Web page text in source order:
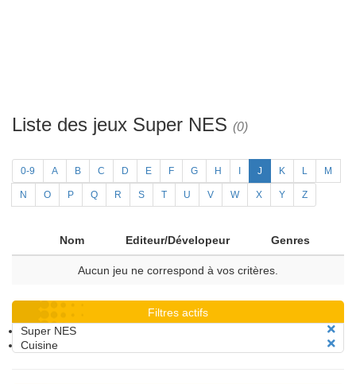
Liste des jeux Super NES (0)
0-9 A B C D E F G H J K L M
N O P Q R S T U V W X Y Z
Nom Editeur/Dévelopeur Genres
Aucun jeu ne correspond à vos critères.
Filtres actifs
Super NES
Cuisine